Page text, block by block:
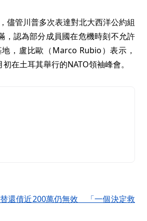
儘管川普多次表達對北大西洋公約組
，認為部分成員國在危機時刻不允許
，盧比歐（Marco Rubio）表示，
在土耳其舉行的NATO領袖峰會。
還債近200萬仍無效 「一個決定救